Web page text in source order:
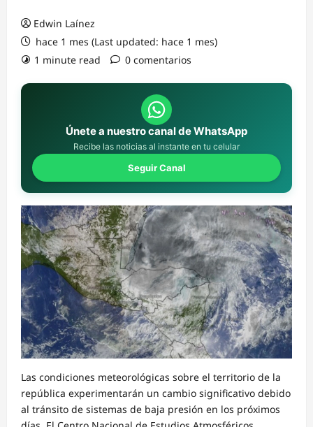
Edwin Laínez
hace 1 mes (Last updated: hace 1 mes)
1 minute read
0 comentarios
Únete a nuestro canal de WhatsApp
Recibe las noticias al instante en tu celular
Seguir Canal
Las condiciones meteorológicas sobre el territorio de la
república experimentarán un cambio significativo debido
al tránsito de sistemas de baja presión en los próximos